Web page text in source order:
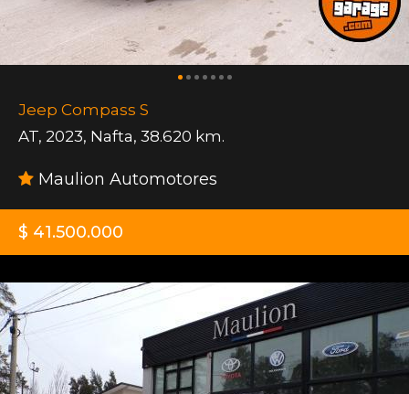
Jeep Compass S
AT, 2023, Nafta, 38.620 km.
Maulion Automotores
$ 41.500.000